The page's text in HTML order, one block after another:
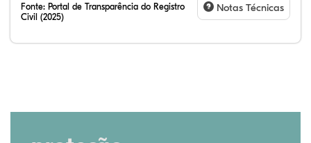
Fonte: Portal de Transparência do Registro
Civil (2025)
Notas Técnicas